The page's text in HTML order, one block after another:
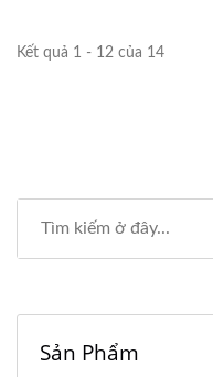
Kết quả 1 - 12 của 14
Sản Phẩm